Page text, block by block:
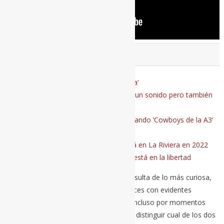
Bunbury anuncia nuevo libro: ‘La carta’
Entrevista a Arde Bogotá: “El rock es un sonido pero también
Una velada con Arde Bogotá presentando ‘Cowboys de la A3’
Crónica del concierto de Arde Bogotá en La Riviera en 2022
Bunbury y Mónica Naranjo: El poder está en la libertad
Esta nueva colaboración en particular resulta de lo más curiosa,
pues representa el encuentro de dos voces con evidentes
similitudes. Empastan a la perfección e incluso por momentos
puede que más de uno no sea capaz de distinguir cual de los dos